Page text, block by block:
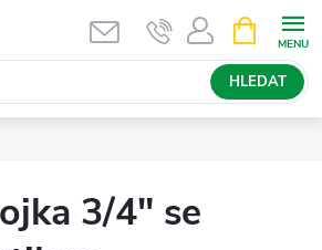
HLEDAT
NÁKUPNÍ
KOŠÍK
3/4" se